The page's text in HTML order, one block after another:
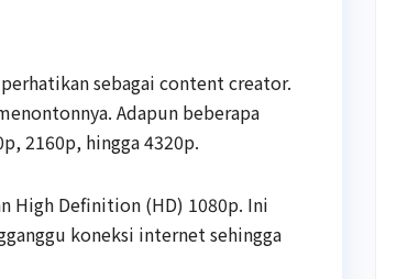
sebagai content creator.
Adapun beberapa
2160p, hingga 4320p.
High Definition (HD) 1080p. Ini
koneksi internet sehingga